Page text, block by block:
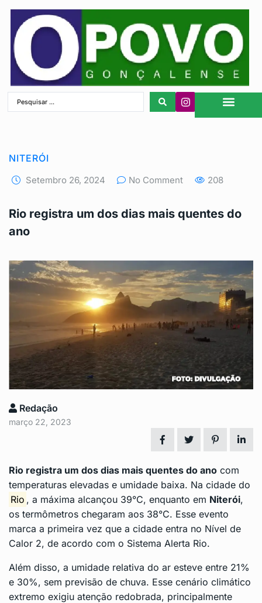
NITERÓI
Setembro 26, 2024 No Comment 208
Rio registra um dos dias mais quentes do
ano
Redação
março 22, 2023
Rio registra um dos dias mais quentes do ano com
temperaturas elevadas e umidade baixa. Na cidade do
Rio , a máxima alcançou 39°C, enquanto em Niterói,
os termômetros chegaram aos 38°C. Esse evento
marca a primeira vez que a cidade entra no Nível de
Calor 2, de acordo com o Sistema Alerta Rio.
Além disso, a umidade relativa do ar esteve entre 21%
e 30%, sem previsão de chuva. Esse cenário climático
extremo exigiu atenção redobrada, principalmente